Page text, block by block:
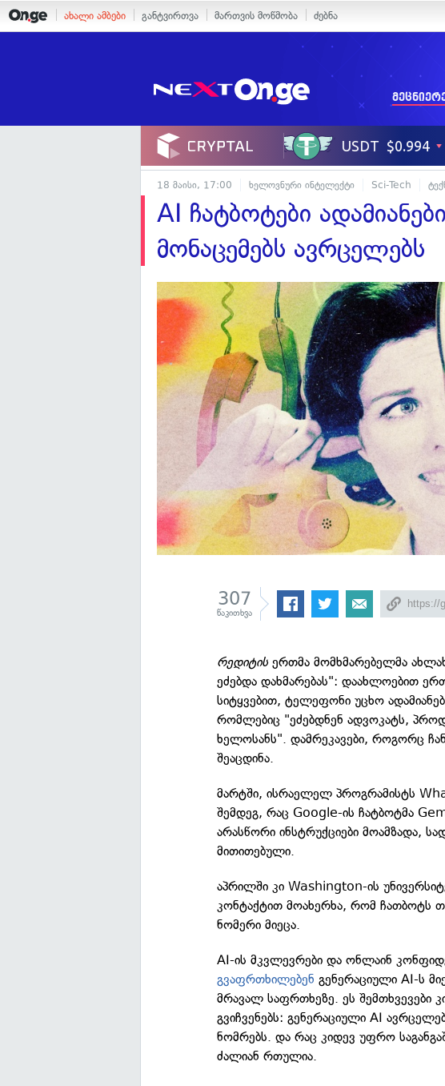
ახალი ამბები განტვირთვა მართვის მოწმობა ძებნა
18 მაისი, 17:00 ხელოვნური ინტელექტი Sci-Tech
AI ჩატბოტები
მონაცემებს ავრცელებს
307
წაკითხვა
რედიტისერთმა მომხმარებელმა
ეძებდა დახმარებას": დაახლოებით
სიტყვებით, ტელეფონი უცხო
რომლებიც "ეძებდნენ ადვოკატს,
ხელოსანს". დამრეკავები, როგორც
შეაცდინა.
მარტში, ისრაელელ პროგრამისტს
შემდეგ, რაც Google-ის ჩატბოტმა
არასწორი ინსტრუქციები მოამზადა,
მითითებული.
აპრილში კი Washington-ის
კონტაქტით მოახერხა, რომ ჩათბოტს
ნომერი მიეცა.
AI-ის მკვლევრები და ონლაინ
გვაფრთხილებენ გენერაციული AI-ს
მრავალ საფრთხეზე. ეს შემთხვევები
გვიჩვენებს: გენერაციული AI
ნომრებს. და რაც კიდევ უფრო
ძალიან რთულია.